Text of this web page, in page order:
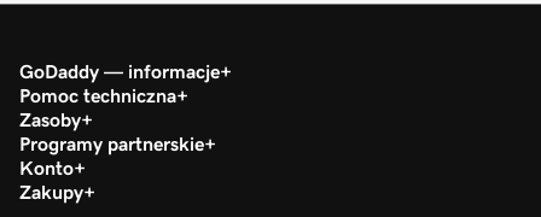
GoDaddy — informacje
Pomoc techniczna
Zasoby
Programy partnerskie
Konto
Zakupy